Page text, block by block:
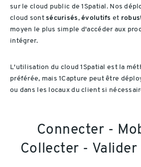
sur le cloud public de 1Spatial. Nos
cloud sontsécurisés,évolutifs et
moyen le plus simple d'accéder aux
intégrer.
L'utilisation du cloud 1Spatial est la
préférée, mais 1Capture peut être
ou dans les locaux du client si
Connecter -
Collecter -